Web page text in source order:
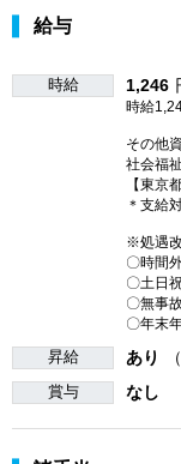
給与
時給 1,246
時給
その他
社会福
【東京
＊支給
※処遇
〇時間
〇土日
〇無事
〇年末
昇給 あり
賞与 なし